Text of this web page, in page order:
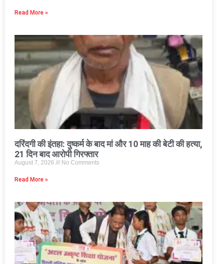
Read More »
दरिंदगी की इंतहा: दुष्कर्म के बाद मां और 10 माह की बेटी की हत्या,
21 दिन बाद आरोपी गिरफ्तार
August 7, 2026 No Comments
Read More »